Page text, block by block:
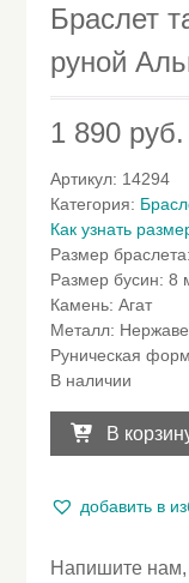
Браслет
руной
1 890 руб.
Артикул: 14294
Категория:
Как узнать
Размер браслета:
Размер бусин: 8
Камень: Агат
Металл:
Руническая
В наличии
товара
Браслет
из
В
добавить в
Напишите